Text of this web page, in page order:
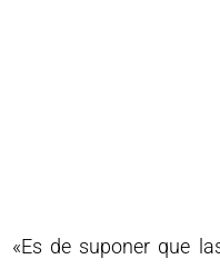
«Es de suponer que